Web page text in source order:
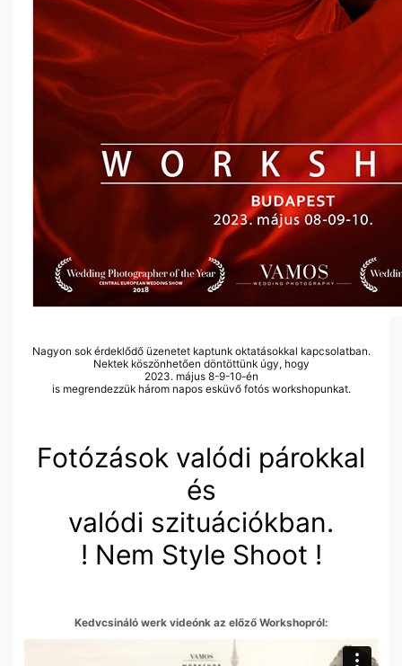
Nagyon sok érdeklődő üzenetet kaptunk oktatásokkal kapcsolatban.
Nektek köszönhetően döntöttünk úgy, hogy
2023. május 8-9-10-én
is megrendezzük három napos esküvő fotós workshopunkat.
Fotózások valódi párokkal
és
valódi szituációkban.
! Nem Style Shoot !
Kedvcsináló werk videónk az előző Workshopról: